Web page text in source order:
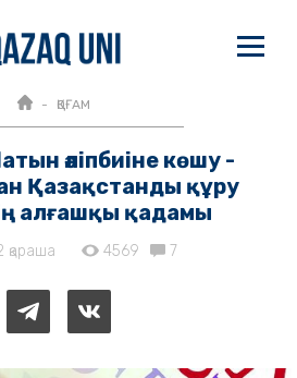
ҚОҒАМ
әліпбиіне көшу -
Қазақстанды құру
алғашқы қадамы
қараша 4569 7